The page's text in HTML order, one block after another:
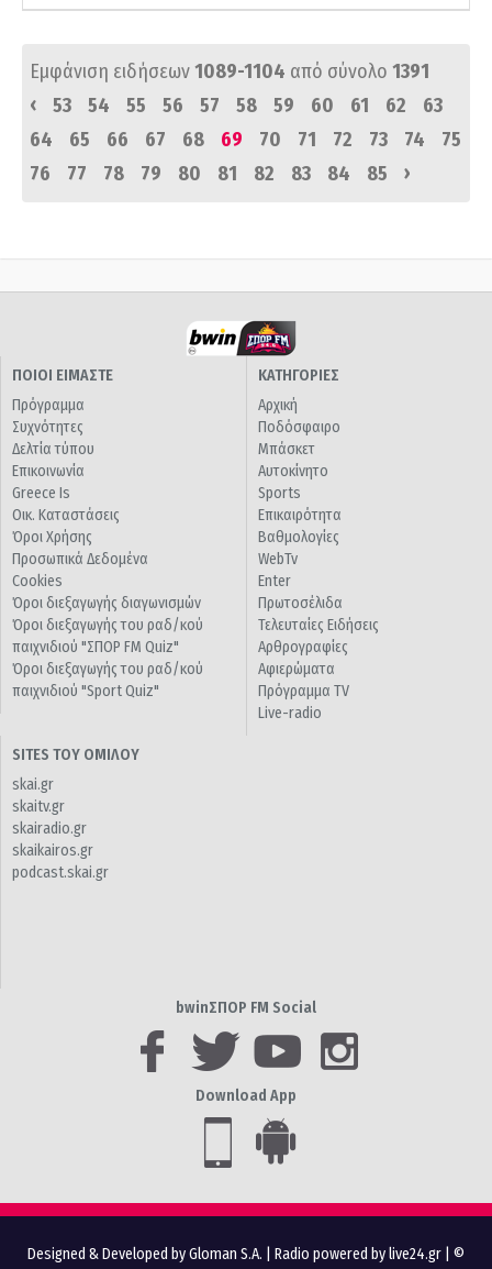
Εμφάνιση ειδήσεων1089-1104 από σύνολο 1391
‹
53 54 55 56 57 58 59 60 61 62
63
64
65 66 67 68 69 70 71 72 73 74
75
76
77 78 79 80 81 82 83 84 85 ›
ΠΟΙΟΙ ΕΙΜΑΣΤΕ
Πρόγραμμα
Συχνότητες
Δελτία τύπου
Επικοινωνία
Greece Is
Οικ. Καταστάσεις
Όροι Χρήσης
Προσωπικά Δεδομένα
Cookies
Όροι διεξαγωγής διαγωνισμών
Όροι διεξαγωγής του ραδ/κού
παιχνιδιού "ΣΠΟΡ FM Quiz"
Όροι διεξαγωγής του ραδ/κού
παιχνιδιού "Sport Quiz"
ΚΑΤΗΓΟΡΙΕΣ
Αρχική
Ποδόσφαιρο
Μπάσκετ
Αυτοκίνητο
Sports
Επικαιρότητα
Βαθμολογίες
WebTv
Enter
Πρωτοσέλιδα
Τελευταίες Ειδήσεις
Αρθρογραφίες
Αφιερώματα
Πρόγραμμα TV
Live-radio
SITES ΤΟΥ ΟΜΙΛΟΥ
skai.gr
skaitv.gr
skairadio.gr
skaikairos.gr
podcast.skai.gr
bwinΣΠΟΡ FM Social
Download App
Designed & Developed by Gloman S.A. Radio powered by live24.gr | ©